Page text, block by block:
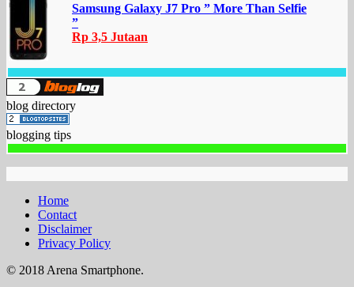
Samsung Galaxy J7 Pro ” More Than Selfie
”
Rp 3,5 Jutaan
blog directory
blogging tips
Home
Contact
Disclaimer
Privacy Policy
© 2018 Arena Smartphone.